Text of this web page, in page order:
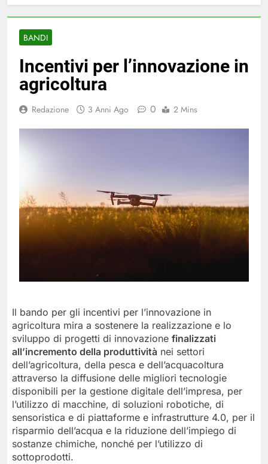
BANDI
Incentivi per l’innovazione in
agricoltura
Redazione 3 Anni Ago 0 2 Mins
Il bando per gli incentivi per l’innovazione in
agricoltura mira a sostenere la realizzazione e lo
sviluppo di progetti di innovazione finalizzati
all’incremento della produttività nei settori
dell’agricoltura, della pesca e dell’acquacoltura
attraverso la diffusione delle migliori tecnologie
disponibili per la gestione digitale dell’impresa, per
l’utilizzo di macchine, di soluzioni robotiche, di
sensoristica e di piattaforme e infrastrutture 4.0, per il
risparmio dell’acqua e la riduzione dell’impiego di
sostanze chimiche, nonché per l’utilizzo di
sottoprodotti.